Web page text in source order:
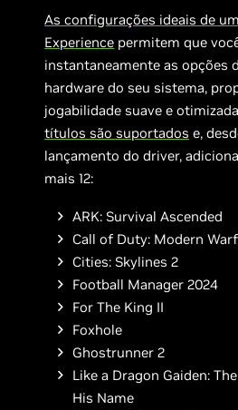
As configurações ideais de
Experience permitem que
instantaneamente as opções
hardware do seu sistema,
jogabilidade suave e
títulos são suportados e,
lançamento do driver,
mais 12:
ARK: Survival Ascended
Call of Duty: Modern
Cities: Skylines 2
Football Manager 2024
For The King II
Foxhole
Ghostrunner 2
Like a Dragon Gaiden:
His Name